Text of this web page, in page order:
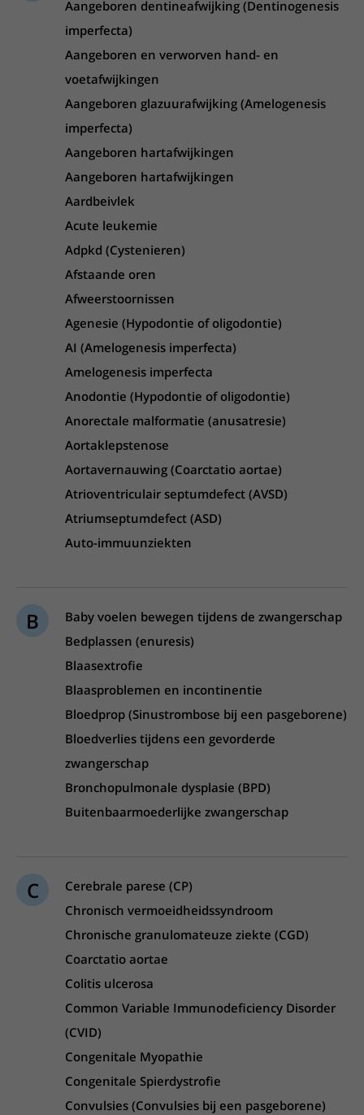
Verpleegafdelingen
Zorgverleners
Ik ben zwanger of net bevallen
Onze poliklinieken
Onze verpleegafdelingen
Onze faciliteiten
Ondersteuning en begeleiding
Samen met kinderen en ouders
Ervaringen van patiënten
Zorgkosten
Wachttijden
Betere zorg door onderzoek
De organisatie
Werken in het WKZ
Onze Foundation
Virtuele plattegrond
Research
Werken bij het WKZ
Aangeboren dentineafwijking (Dentinogenesis
imperfecta)
Aangeboren en verworven hand- en
voetafwijkingen
Aangeboren glazuurafwijking (Amelogenesis
imperfecta)
Aangeboren hartafwijkingen
Aangeboren hartafwijkingen
Aardbeivlek
Acute leukemie
Adpkd (Cystenieren)
Afstaande oren
Afweerstoornissen
Agenesie (Hypodontie of oligodontie)
AI (Amelogenesis imperfecta)
Amelogenesis imperfecta
Anodontie (Hypodontie of oligodontie)
Anorectale malformatie (anusatresie)
Aortaklepstenose
Aortavernauwing (Coarctatio aortae)
Atrioventriculair septumdefect (AVSD)
Atriumseptumdefect (ASD)
Auto-immuunziekten
B
Baby voelen bewegen tijdens de zwangerschap
Bedplassen (enuresis)
Blaasextrofie
Blaasproblemen en incontinentie
Bloedprop (Sinustrombose bij een pasgeborene)
Bloedverlies tijdens een gevorderde
zwangerschap
Bronchopulmonale dysplasie (BPD)
Buitenbaarmoederlijke zwangerschap
C
Cerebrale parese (CP)
Chronisch vermoeidheidssyndroom
Chronische granulomateuze ziekte (CGD)
Coarctatio aortae
Colitis ulcerosa
Common Variable Immunodeficiency Disorder
(CVID)
Congenitale Myopathie
Congenitale Spierdystrofie
Convulsies (Convulsies bij een pasgeborene)